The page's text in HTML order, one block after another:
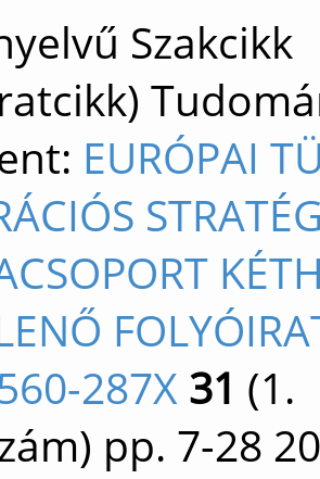
Szakcikk
EURÓPAI
287X 31 (1.
pp. 7-28